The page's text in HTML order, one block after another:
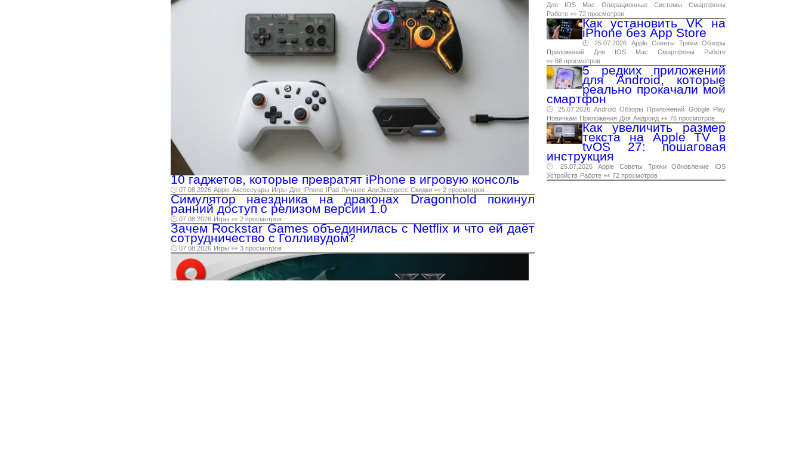
10 гаджетов, которые превратят iPhone в игровую консоль
🕑 07.08.2026 Apple Аксессуары Игры Для IPhone IPad Лучшее АлиЭкспресс Скидки 👀 2 просмотров
Симулятор наездника на драконах Dragonhold покинул
ранний доступ с релизом версии 1.0
🕑 07.08.2026 Игры 👀 2 просмотров
Зачем Rockstar Games объединилась с Netflix и что ей даёт
сотрудничество с Голливудом?
🕑 07.08.2026 Игры 👀 3 просмотров
Для
IOS Mac Операционные Системы
Смартфоны
Работе 👀 72 просмотров
Как установить VK на
iPhone без App Store
🕑 25.07.2026 Apple Советы Трюки Обзоры
Приложений
Для IOS Mac Смартфоны
Работе
👀 66 просмотров
5 редких приложений
для Android, которые
реально прокачали мой
смартфон
🕑 25.07.2026 Android Обзоры Приложений Google
Play
Новичкам Приложения Для Андроид 👀 76 просмотров
Как увеличить размер
текста на Apple TV в
tvOS 27: пошаговая
инструкция
🕑 25.07.2026 Apple Советы Трюки Обновление
IOS
Устройств Работе 👀 72 просмотров